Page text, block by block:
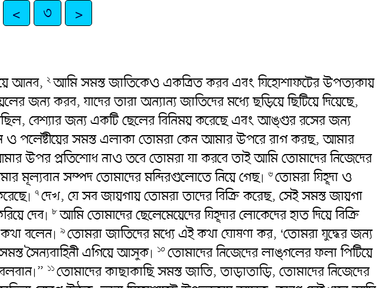
< ৩ >
আনব, ২আমি সমস্ত জাতিকেও একত্রিত করব এবং যিহোশাফটের উপত্যকায়
জন্য করব, যাদের তারা অন্যান্য জাতিদের মধ্যে ছড়িয়ে ছিটিয়ে দিয়েছে,
বেশ্যার জন্য একটি ছেলের বিনিময় করেছে এবং আঙ্গুর রসের জন্য
পলেষ্টীয়ের সমস্ত এলাকা তোমরা কেন আমার উপরে রাগ করছ, আমার
উপর প্রতিশোধ নাও তবে তোমরা যা করবে তাই আমি তোমাদের নিজেদের
মূল্যবান সম্পদ তোমাদের মন্দিরগুলোতে নিয়ে গেছ৷ ৬ তোমরা যিহূদা ও
৭ দেখ, যে সব জায়গায় তোমরা তাদের বিক্রি করেছ, সেই সমস্ত জায়গা
দেব৷ ৮আমি তোমাদের ছেলেমেয়েদের যিহূদার লোকেদের হাত দিয়ে বিক্রি
বলেন৷ ৯ তোমরা জাতিদের মধ্যে এই কথা ঘোষণা কর, ‘তোমরা যুদ্ধের জন্য
সৈন্যবাহিনী এগিয়ে আসুক৷ ১০ তোমাদের নিজেদের লাঙ্গলের ফলা পিটিয়ে
১১ তোমাদের কাছাকাছি সমস্ত জাতি, তাড়াতাড়ি, তোমাদের নিজেদের